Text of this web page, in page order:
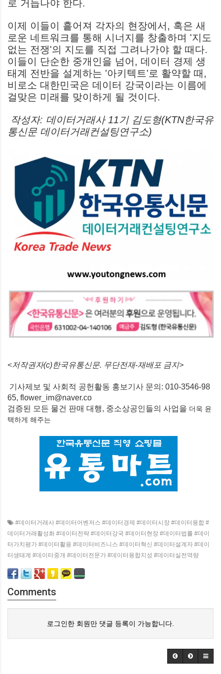
로 거듭나야 한다.
이제 이들이 흩어져 각자의 현장에서, 혹은 새
로운 네트워크를 통해 시너지를 창출하며 '지도
없는 전쟁'의 지도를 직접 그려나가야 할 때다.
이들이 단순한 중개인을 넘어, 데이터 경제 생
태계 전반을 설계하는 '아키텍트'로 활약할 때,
비로소 대한민국은 데이터 강국이라는 이름에
걸맞은 미래를 맞이하게 될 것이다.
작성자: 데이터거래사 11기 김도형(KTN한국유
통신문 데이터거래컨설팅연구소)
<저작권자(c)한국유통신문. 무단전재-재배포 금지>
기사제보 및 사회적 공헌활동 홍보기사 문의: 010-3546-98
65, flower_im@naver.co
검증된 모든 물건 판매 대행, 중소상공인들의 사업을 더욱 윤
택하게 해주는
#데이터거래사 #데이터어벤저스 #데이터경제 #데이터시장 #데이터융합 #
데이터거래활성화 #데이터전략 #데이터강국 #데이터현장 #데이터법률 #데이
터가치평가 #데이터활용 #데이터비즈니스 #데이터혁신 #데이터설계자 #데이
터생태계 #데이터중개 #데이터전문가 #데이터융합지성 #데이터실전역량
Comments
로그인한 회원만 댓글 등록이 가능합니다.